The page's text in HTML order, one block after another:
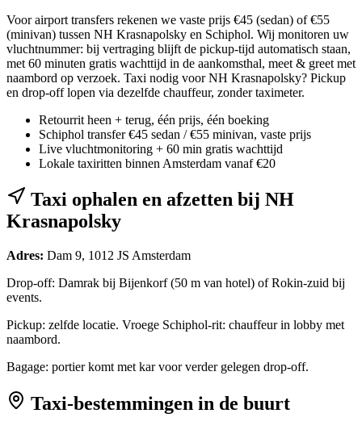
Voor airport transfers rekenen we vaste prijs €45 (sedan) of €55
(minivan) tussen NH Krasnapolsky en Schiphol. Wij monitoren uw
vluchtnummer: bij vertraging blijft de pickup-tijd automatisch staan,
met 60 minuten gratis wachttijd in de aankomsthal, meet & greet met
naambord op verzoek. Taxi nodig voor NH Krasnapolsky? Pickup
en drop-off lopen via dezelfde chauffeur, zonder taximeter.
Retourrit heen + terug, één prijs, één boeking
Schiphol transfer €45 sedan / €55 minivan, vaste prijs
Live vluchtmonitoring + 60 min gratis wachttijd
Lokale taxiritten binnen Amsterdam vanaf €20
Taxi ophalen en afzetten bij NH
Krasnapolsky
Adres: Dam 9, 1012 JS Amsterdam
Drop-off: Damrak bij Bijenkorf (50 m van hotel) of Rokin-zuid bij
events.
Pickup: zelfde locatie. Vroege Schiphol-rit: chauffeur in lobby met
naambord.
Bagage: portier komt met kar voor verder gelegen drop-off.
Taxi-bestemmingen in de buurt